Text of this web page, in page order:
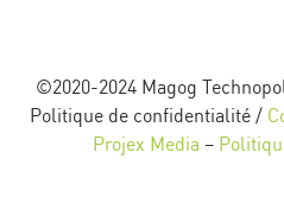
©2020-2024 Magog
Politique de confidentialité /
Projex Media –